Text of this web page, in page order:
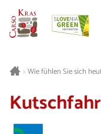
>Wie fühlen Sie sich